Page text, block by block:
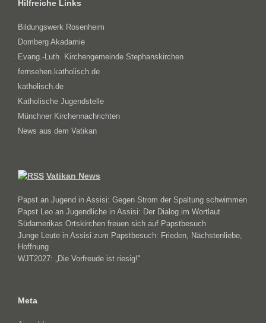
Hilfreiche Links
Bildungswerk Rosenheim
Domberg Akadamie
Evang.-Luth. Kirchengemeinde Stephanskirchen
fernsehen.katholisch.de
katholisch.de
Katholische Jugendstelle
Münchner Kirchennachrichten
News aus dem Vatikan
Vatikan News
Papst an Jugend in Assisi: Gegen Strom der Spaltung schwimmen
Papst Leo an Jugendliche in Assisi: Der Dialog im Wortlaut
Südamerikas Ortskirchen freuen sich auf Papstbesuch
Junge Leute in Assisi zum Papstbesuch: Frieden, Nächstenliebe,
Hoffnung
WJT2027: „Die Vorfreude ist riesig!"
Meta